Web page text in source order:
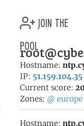
join the
pool
Hostname:
IP: 51.159.104.35
Current score:
Zones: @ europe
Hostname: